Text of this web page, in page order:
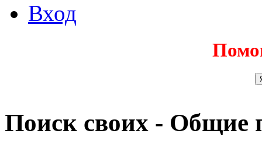
Вход
Поиск своих - Общие